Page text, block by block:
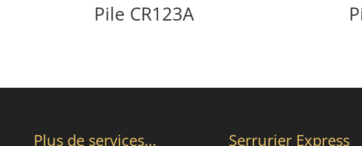
Pile CR123A
Plus de services... Serrurier Express